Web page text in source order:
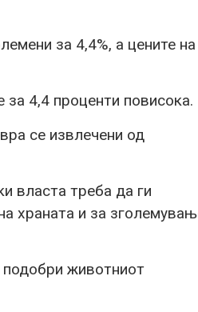
за 4,4%, а цените на
4,4 проценти повисока.
се извлечени од
власта треба да ги
храната и за
животниот